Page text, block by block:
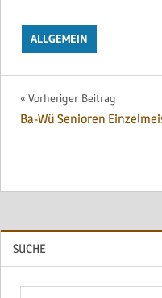
ALLGEMEIN
Vorheriger Beitrag
Ba-Wü Senioren
SUCHE